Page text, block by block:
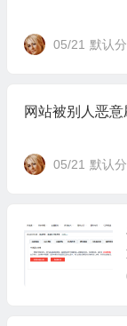
05/21 默认
网站被别人恶
05/21 默认